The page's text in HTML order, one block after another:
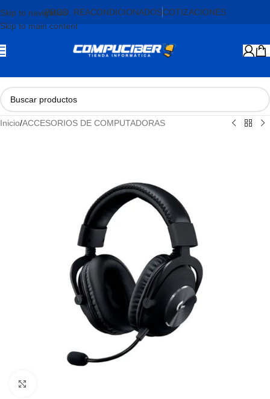
Skip to navigation
Skip to main content
PROD. REACONDICIONADOSCOTIZACIONES
Inicio/ACCESORIOS DE COMPUTADORAS